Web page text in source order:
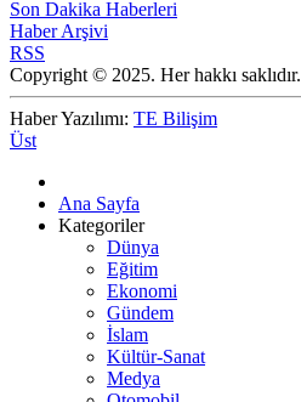
Son Dakika Haberleri
Haber Arşivi
RSS
Copyright © 2025. Her hakkı saklıdır.
Haber Yazılımı: TE Bilişim
Üst
Ana Sayfa
Kategoriler
Dünya
Eğitim
Ekonomi
Gündem
İslam
Kültür-Sanat
Medya